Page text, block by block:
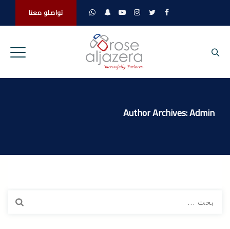
تواصلو معنا
Author Archives:Admin
عن: